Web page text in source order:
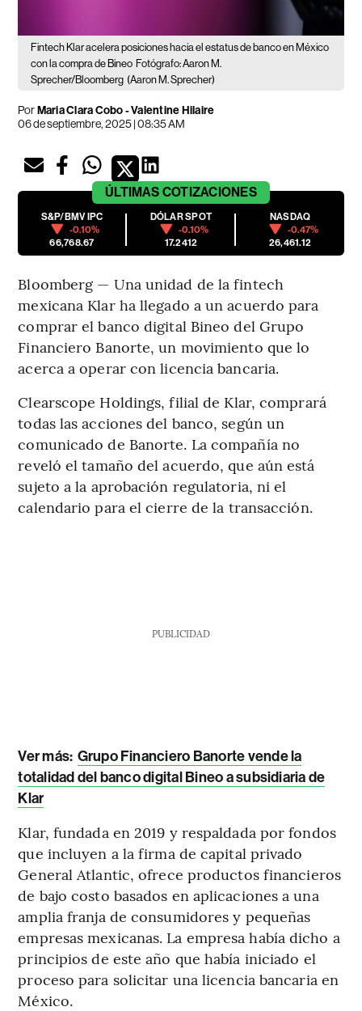
Fintech Klar acelera posiciones hacia el estatus de banco en México
con la compra de Bineo Fotógrafo: Aaron M.
Sprecher/Bloomberg (Aaron M. Sprecher)
PorMaria Clara Cobo - Valentine Hilaire
06 de septiembre, 2025 | 08:35 AM
ÚLTIMAS COTIZACIONES
S&P/BMV IPC
-0.10%
66,768.67
DÓLAR SPOT
-0.10%
17.2412
NASDAQ
-0.47%
26,461.12
Bloomberg — Una unidad de la fintech
mexicana Klar ha llegado a un acuerdo para
comprar el banco digital Bineo del Grupo
Financiero Banorte, un movimiento que lo
acerca a operar con licencia bancaria.
Clearscope Holdings, filial de Klar, comprará
todas las acciones del banco, según un
comunicado de Banorte. La compañía no
reveló el tamaño del acuerdo, que aún está
sujeto a la aprobación regulatoria, ni el
calendario para el cierre de la transacción.
PUBLICIDAD
Ver más: Grupo Financiero Banorte vende la
totalidad del banco digital Bineo a subsidiaria de
Klar
Klar, fundada en 2019 y respaldada por fondos
que incluyen a la firma de capital privado
General Atlantic, ofrece productos financieros
de bajo costo basados en aplicaciones a una
amplia franja de consumidores y pequeñas
empresas mexicanas. La empresa había dicho a
principios de este año que había iniciado el
proceso para solicitar una licencia bancaria en
México.